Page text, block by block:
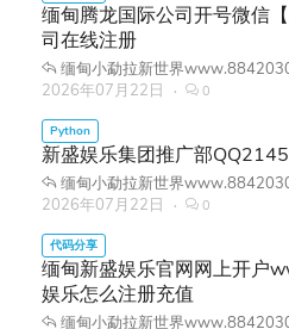
缅甸腾龙国际公司开号微信
司在线注册
缅甸小勐拉新世界
2026年07月22日
0
新盛娱乐集团推广部
缅甸小勐拉新世界
2026年07月22日
0
缅甸新盛娱乐官网网上开户
娱乐怎么注册充值
缅甸小勐拉新世界